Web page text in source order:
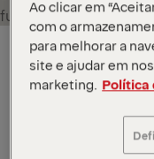
fundamentais.
GLOBAL
Ao clicar em
com o
para melhorar a
site e ajudar em
marketing. Política